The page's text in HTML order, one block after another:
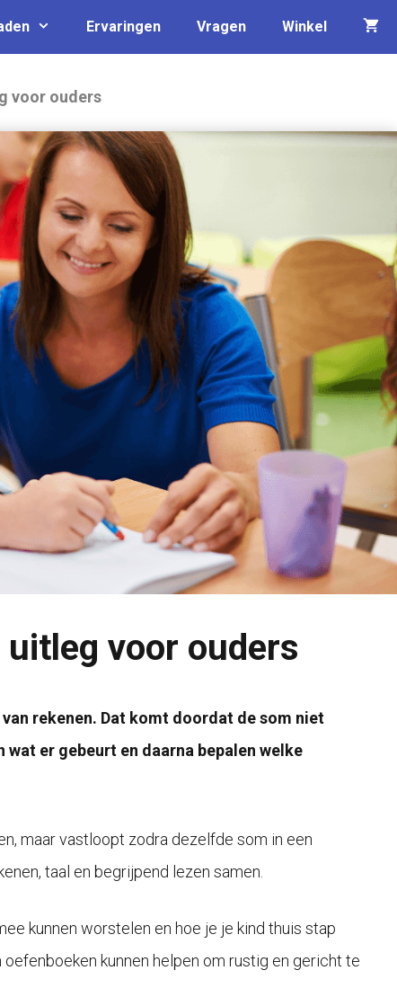
Ervaringen Vragen Winkel
voor ouders
voor ouders
rekenen. Dat komt doordat de som niet
er gebeurt en daarna bepalen welke
maar vastloopt zodra dezelfde som in een
taal en begrijpend lezen samen.
kunnen worstelen en hoe je je kind thuis stap
kunnen helpen om rustig en gericht te